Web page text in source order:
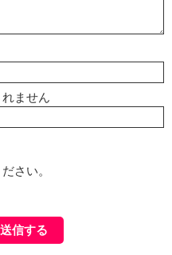
ません
さい。